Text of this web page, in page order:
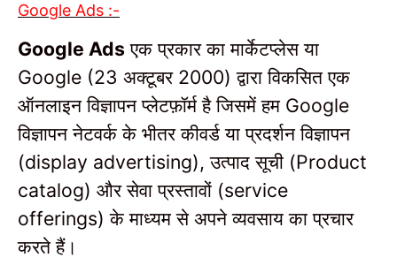
Google Ads :-
Google Ads एक प्रकार का मार्केटप्लेस या
Google (23 अक्टूबर 2000)द्वारा विकसित एक
ऑनलाइन विज्ञापन प्लेटफ़ॉर्म है जिसमें हम Google
विज्ञापन नेटवर्क के भीतर कीवर्ड या प्रदर्शन विज्ञापन
(display advertising),उत्पाद सूची (Product
catalog) और सेवा प्रस्तावों (service
offerings) के माध्यम से अपने व्यवसाय का प्रचार
करते हैं।